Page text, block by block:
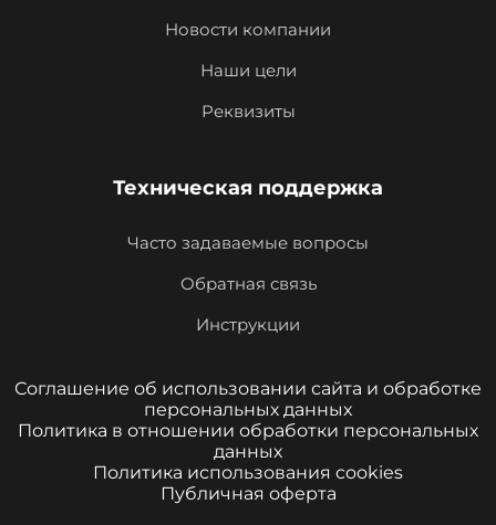
Новости компании
Наши цели
Реквизиты
Техническая поддержка
Часто задаваемые вопросы
Обратная связь
Инструкции
Соглашение об использовании сайта и обработке
персональных данных
Политика в отношении обработки персональных
данных
Политика использования cookies
Публичная оферта